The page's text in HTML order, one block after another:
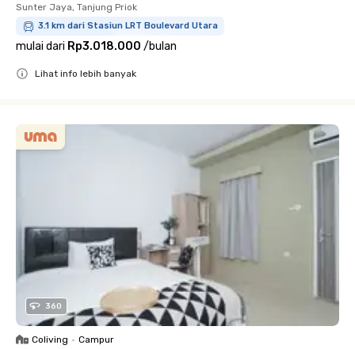
Sunter Jaya, Tanjung Priok
3.1 km dari Stasiun LRT Boulevard Utara
mulai dari Rp3.018.000 /bulan
Lihat info lebih banyak
360
Coliving • Campur